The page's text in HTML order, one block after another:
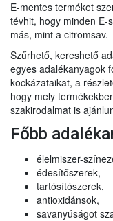
E-mentes terméket
tévhit, hogy minden E-
más, mint a citromsav.
Szűrhető, kereshető
egyes adalékanyagok
kockázataikat, a
hogy mely
szakirodalmat is
Főbb
élelmiszer-
édesítőszerek,
tartósítószerek,
antioxidánsok,
savanyúságot